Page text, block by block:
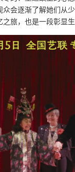
会逐渐了解她们从
旅，也是一段彰显